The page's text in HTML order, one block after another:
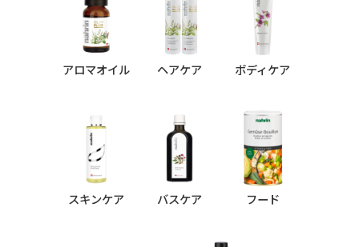
アロマオイル ヘアケア ボディケア
スキンケア バスケア フード